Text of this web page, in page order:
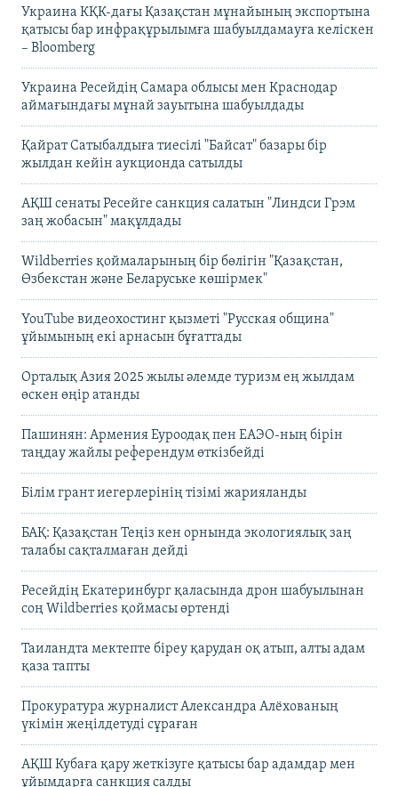
Украина КҚК-дағы Қазақстан мұнайының экспортына
қатысы бар инфрақұрылымға шабуылдамауға келіскен
– Bloomberg
Украина Ресейдің Самара облысы мен Краснодар
аймағындағы мұнай зауытына шабуылдады
Қайрат Сатыбалдыға тиесілі "Байсат" базары бір
жылдан кейін аукционда сатылды
АҚШ сенаты Ресейге санкция салатын "Линдси Грэм
заң жобасын" мақұлдады
Wildberries қоймаларының бір бөлігін "Қазақстан,
Өзбекстан және Беларуське көшірмек"
YouTube видеохостинг қызметі "Русская община"
ұйымының екі арнасын бұғаттады
Орталық Азия 2025 жылы әлемде туризм ең жылдам
өскен өңір атанды
Пашинян: Армения Еуроодақ пен ЕАЭО-ның бірін
таңдау жайлы референдум өткізбейді
Білім грант иегерлерінің тізімі жарияланды
БАҚ: Қазақстан Теңіз кен орнында экологиялық заң
талабы сақталмаған дейді
Ресейдің Екатеринбург қаласында дрон шабуылынан
соң Wildberries қоймасы өртенді
Таиландта мектепте біреу қарудан оқ атып, алты адам
қаза тапты
Прокуратура журналист Александра Алёхованың
үкімін жеңілдетуді сұраған
АҚШ Кубаға қару жеткізуге қатысы бар адамдар мен
ұйымдарға санкция салды